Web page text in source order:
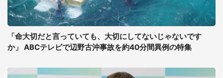
「命大切だと言っていても、大切にしてないじゃないです
か」 ABCテレビで辺野古沖事故を約40分間異例の特集